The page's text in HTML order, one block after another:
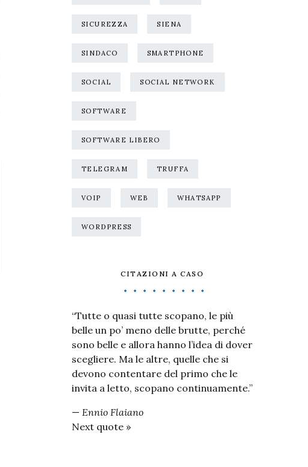
SICUREZZA SIENA
SINDACO SMARTPHONE
SOCIAL SOCIAL NETWORK
SOFTWARE
SOFTWARE LIBERO
TELEGRAM TRUFFA
VOIP WEB WHATSAPP
WORDPRESS
CITAZIONI A CASO
“Tutte o quasi tutte scopano, le più
belle un po’ meno delle brutte, perché
sono belle e allora hanno l’idea di dover
scegliere. Ma le altre, quelle che si
devono contentare del primo che le
invita a letto, scopano continuamente.”
— Ennio Flaiano
Next quote »